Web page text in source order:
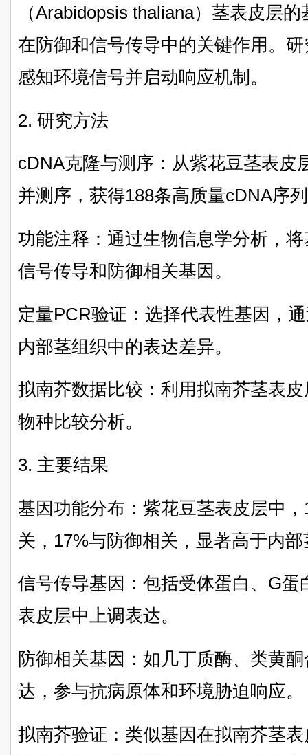
（Arabidopsis thaliana）茎表皮层
在防御和信号传导中的关键作用。
感知环境信号并启动响应机制。
2. 研究方法
cDNA克隆与测序：从紫花豆茎表皮
并测序，获得188条高质量cDNA序
功能注释：通过生物信息学分析，
信号传导和防御相关基因。
定量PCR验证：选择代表性基因，
内部茎组织中的表达差异。
拟南芥数据比较：利用拟南芥茎表
物种比较分析。
3. 主要结果
基因功能分布：紫花豆茎表皮层中
关，17%与防御相关，显著高于内
信号传导基因：包括受体蛋白、G
表皮层中上调表达。
防御相关基因：如几丁质酶、类黄
达，参与抗病原体和环境胁迫响应。
拟南芥验证：类似基因在拟南芥茎